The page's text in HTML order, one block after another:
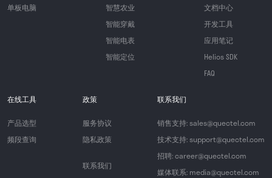
单板电脑
智慧农业
智能穿戴
智能电表
智能定位
文档中心
开发工具
应用笔记
Helios SDK
FAQ
在线工具
产品选型
频段查询
政策
服务协议
隐私政策
联系我们
联系我们
销售支持: sales@quectel.com
技术支持: support@quectel.com
招聘: career@quectel.com
媒体联系: media@quectel.com